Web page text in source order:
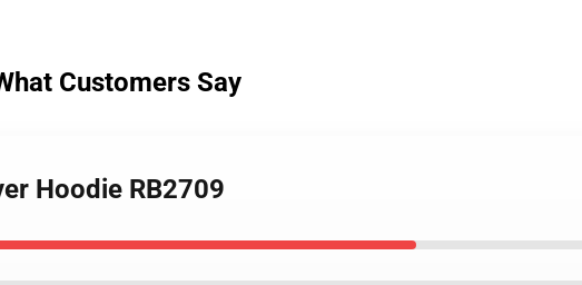
Customers Say
Hoodie RB2709